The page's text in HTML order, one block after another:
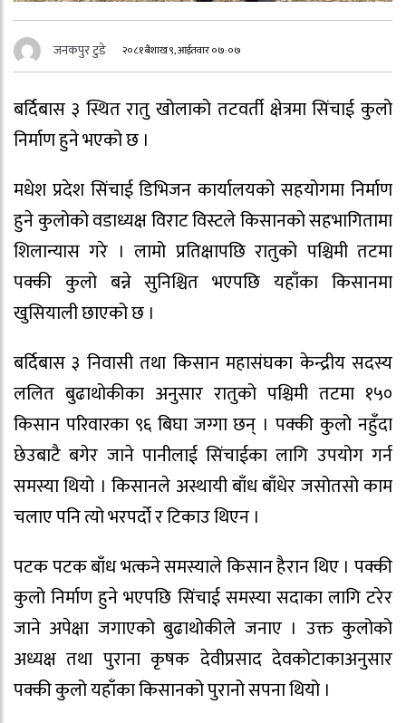
जनकपुर टुडे २०८१ बैशाख ९, आईतवार ०७:०७
बर्दिबास ३ स्थित रातु खोलाको तटवर्ती क्षेत्रमा सिंचाई कुलो
निर्माण हुने भएको छ ।
मधेश प्रदेश सिंचाई डिभिजन कार्यालयको सहयोगमा निर्माण
हुने कुलोको वडाध्यक्ष विराट विस्टले किसानको सहभागितामा
शिलान्यास गरे । लामो प्रतिक्षापछि रातुको पश्चिमी तटमा
पक्की कुलो बन्ने सुनिश्चित भएपछि यहाँका किसानमा
खुसियाली छाएको छ ।
बर्दिबास ३ निवासी तथा किसान महासंघका केन्द्रीय सदस्य
ललित बुढाथोकीका अनुसार रातुको पश्चिमी तटमा १५०
किसान परिवारका ९६ बिघा जग्गा छन् । पक्की कुलो नहुँदा
छेउबाटै बगेर जाने पानीलाई सिंचाईका लागि उपयोग गर्न
समस्या थियो । किसानले अस्थायी बाँध बाँधेर जसोतसो काम
चलाए पनि त्यो भरपर्दो र टिकाउ थिएन ।
पटक पटक बाँध भत्कने समस्याले किसान हैरान थिए । पक्की
कुलो निर्माण हुने भएपछि सिंचाई समस्या सदाका लागि टरेर
जाने अपेक्षा जगाएको बुढाथोकीले जनाए । उक्त कुलोको
अध्यक्ष तथा पुराना कृषक देवीप्रसाद देवकोटाकाअनुसार
पक्की कुलो यहाँका किसानको पुरानो सपना थियो ।